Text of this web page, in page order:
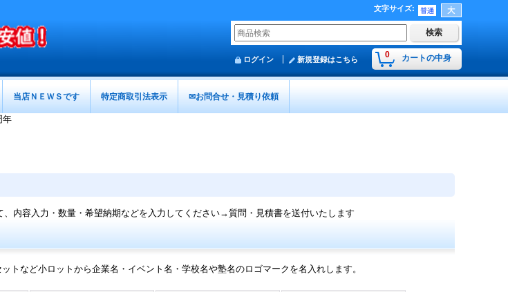
文字サイズ:
0 カートの中身
ログイン 新規登録はこちら
当店ＮＥＷＳです 特定商取引法表示 ✉お問合せ・見積り依頼
年
内容入力・数量・希望納期などを入力してください→質問・見積書を送付いたします
トなど小ロットから企業名・イベント名・学校名や塾名のロゴマークを名入れします。